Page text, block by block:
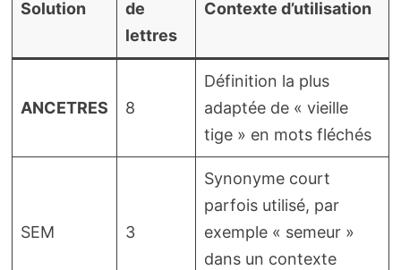
Solution
de
lettres
Contexte d’utilisation
ANCETRES 8
Définition la plus
adaptée de « vieille
tige » en mots fléchés
SEM 3
Synonyme court
parfois utilisé, par
exemple « semeur »
dans un contexte